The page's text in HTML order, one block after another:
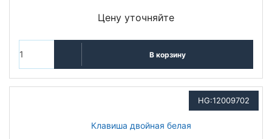
Цену уточняйте
В корзину
HG:12009702